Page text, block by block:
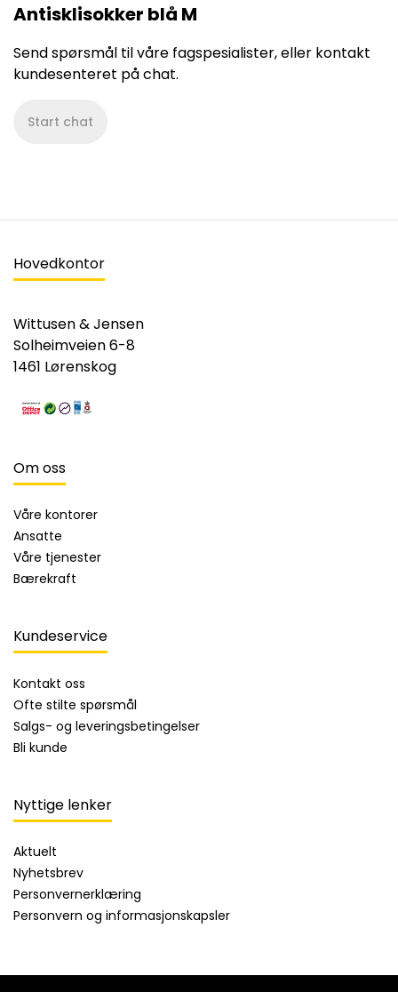
Antisklisokker blå M
Send spørsmål til våre fagspesialister, eller kontakt
kundesenteret på chat.
Start chat
Hovedkontor
Wittusen & Jensen
Solheimveien 6-8
1461 Lørenskog
Om oss
Våre kontorer
Ansatte
Våre tjenester
Bærekraft
Kundeservice
Kontakt oss
Ofte stilte spørsmål
Salgs- og leveringsbetingelser
Bli kunde
Nyttige lenker
Aktuelt
Nyhetsbrev
Personvernerklæring
Personvern og informasjonskapsler